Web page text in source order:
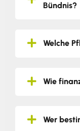
Bündnis?
Welche
Wie
Wer